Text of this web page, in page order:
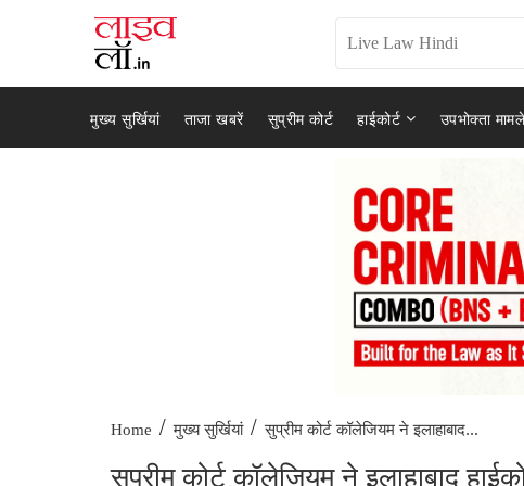
मुख्य सुर्खियां ताजा खबरें सुप्रीम कोर्ट हाईकोर्ट उपभोक्ता मामले
Home / मुख्य सुर्खियां / सुप्रीम कोर्ट कॉलेजियम ने इलाहाबाद...
सुप्रीम कोर्ट कॉलेजियम ने इलाहाबाद